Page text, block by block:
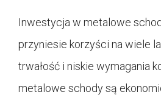
Inwestycja w metalowe
przyniesie korzyści na wiele
trwałość i niskie wymagania
metalowe schody są